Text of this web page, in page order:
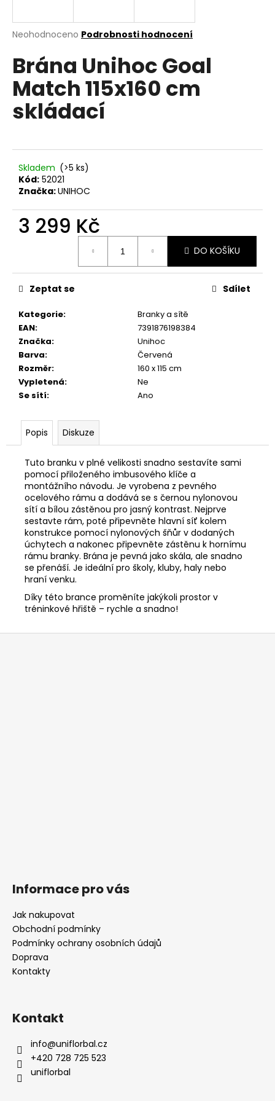
Průměrné
produktu
je
0,0
5
hvězdiček.
Neohodnoceno Podrobnosti hodnocení
Brána Unihoc Goal
Match 115x160 cm
skládací
Skladem (>5 ks)
Kód: 52021
Značka:UNIHOC
3 299 Kč
DO KOŠÍKU
Kategorie:
Branky a sítě
EAN:
7391876198384
Značka:
Unihoc
Barva:
Červená
Rozměr:
160 x 115 cm
Vypletená:
Ne
Se sítí: Ano
Zeptat se Sdílet
Popis Diskuze
Tuto branku v plné velikosti snadno sestavíte sami
pomocí přiloženého imbusového klíče a
montážního návodu. Je vyrobena z pevného
ocelového rámu a dodává se s černou nylonovou
sítí a bílou zástěnou pro jasný kontrast. Nejprve
sestavte rám, poté připevněte hlavní síť kolem
konstrukce pomocí nylonových šňůr v dodaných
úchytech a nakonec připevněte zástěnu k hornímu
rámu branky. Brána je pevná jako skála, ale snadno
se přenáší. Je ideální pro školy, kluby, haly nebo
hraní venku.
Díky této brance proměníte jakýkoli prostor v
tréninkové hřiště – rychle a snadno!
j
t
?
D
o
p
o
č
u
e
m
e
Z
Informace pro vás
Jak nakupovat
Obchodní podmínky
Podmínky ochrany osobních údajů
Doprava
Kontakty
Kontakt
info@uniflorbal.cz
+420 728 725 523
uniflorbal